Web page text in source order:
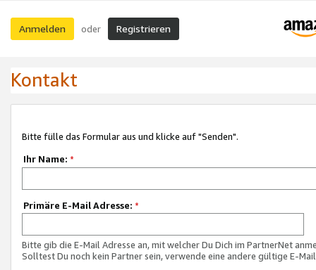
Anmelden oder Registrieren
Kontakt
Bitte fülle das Formular aus und klicke auf "Senden".
Ihr Name: *
Primäre E-Mail Adresse: *
Bitte gib die E-Mail Adresse an, mit welcher Du Dich im PartnerNet
Solltest Du noch kein Partner sein, verwende eine andere gültige E-